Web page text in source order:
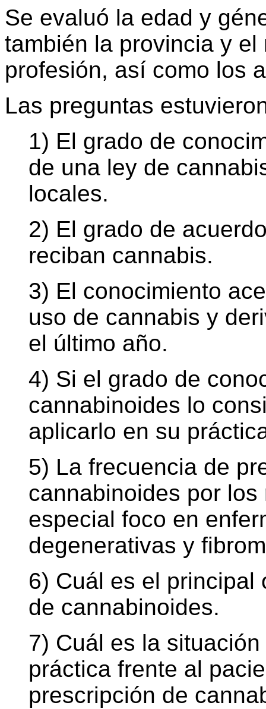
Se evaluó la edad y
también la provincia y
profesión, así como los
Las preguntas
1) El grado de
de una ley de
locales.
2) El grado de
reciban cannabis.
3) El conocimiento
uso de cannabis y
el último año.
4) Si el grado de
cannabinoides lo
aplicarlo en su
5) La frecuencia de
cannabinoides por
especial foco en
degenerativas y
6) Cuál es el principal
de cannabinoides.
7) Cuál es la
práctica frente al
prescripción de